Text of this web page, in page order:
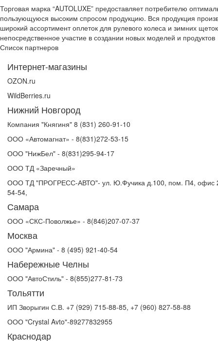
Торговая марка “AUTOLUXE” предоставляет потребителю
пользующуюся высоким спросом продукцию. Вся продукция
широкий ассортимент оплеток для рулевого колеса и зимних
непосредственное участие в создании новых моделей и продуктов
Список партнеров
Интернет-магазины
OZON.ru
WildBerries.ru
Нижний Новгород
Компания "Княгиня" 8 (831) 260-91-10
ООО «Автомагнат» - 8(831)272-53-15
ООО "НижБел" - 8(831)295-94-17
ООО ТД «Заречный»
ООО ТД "ПРОГРЕСС-АВТО"- ул. Ю.Фучика д.100, пом. П4, офис
54-54,
Самара
ООО «СКС-Поволжье» - 8(846)207-07-37
Москва
ООО "Армина" - 8 (495) 921-40-54
Набережные Челны
ООО "АвтоСтиль" - 8(855)277-81-73
Тольятти
ИП Зворыгин С.В. ‭+7 (929) 715-88-85, ‭+7 (960) 827-58-88
ООО "Crystal Avto"-89277832955
Краснодар